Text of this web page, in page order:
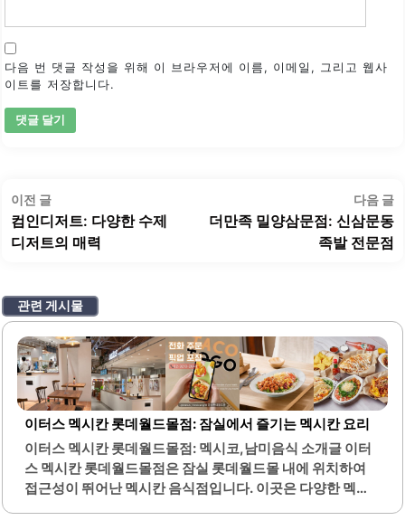
다음 번 댓글 작성을 위해 이 브라우저에 이름, 이메일, 그리고 웹사
이트를 저장합니다.
글
탐
색
이전 글이
전
글:
컴인디저트: 다양한 수제
디저트의 매력
다음 글
더만족 밀양삼문점: 신삼문동
족발 전문점
관련 게시물
이터스 멕시칸 롯데월드몰점: 잠실에서 즐기는 멕시칸 요리
이터스 멕시칸 롯데월드몰점: 멕시코,남미음식 소개글 이터
스 멕시칸 롯데월드몰점은 잠실 롯데월드몰 내에 위치하여
접근성이 뛰어난 멕시칸 음식점입니다. 이곳은 다양한 멕시